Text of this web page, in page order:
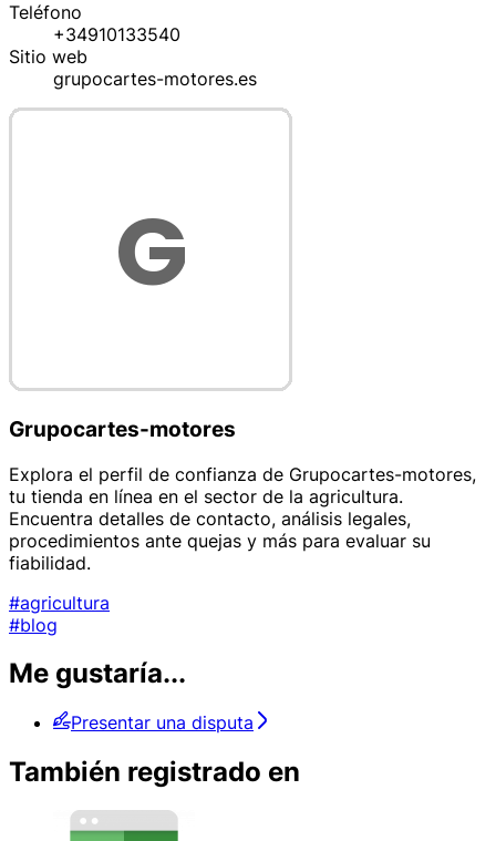
Teléfono
+34910133540
Sitio web
grupocartes-motores.es
Grupocartes-motores
Explora el perfil de confianza de Grupocartes-motores,
tu tienda en línea en el sector de la agricultura.
Encuentra detalles de contacto, análisis legales,
procedimientos ante quejas y más para evaluar su
fiabilidad.
#agricultura
#blog
Me gustaría...
Presentar una disputa
También registrado en